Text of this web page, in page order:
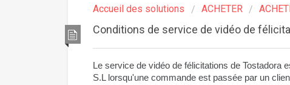
Accueil des solutions ACHETER
Conditions de service de vidéo de
Le service de vidéo de félicitations de Tostadora
S.L lorsqu'une commande est passée par un